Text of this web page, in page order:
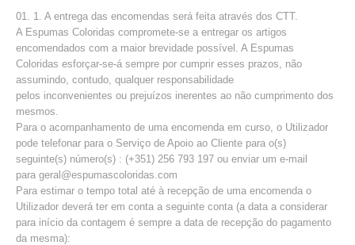
1. A entrega das encomendas será feita através dos CTT.
A Espumas Coloridas compromete-se a entregar os artigos
encomendados com a maior brevidade possível. A Espumas
Coloridas esforçar-se-á sempre por cumprir esses prazos, não
assumindo, contudo, qualquer responsabilidade
pelos inconvenientes ou prejuízos inerentes ao não cumprimento dos
mesmos.
Para o acompanhamento de uma encomenda em curso, o Utilizador
pode telefonar para o Serviço de Apoio ao Cliente para o(s)
seguinte(s) número(s) : (+351) 256 793 197 ou enviar um e-mail
para geral@espumascoloridas.com
Para estimar o tempo total até à recepção de uma encomenda o
Utilizador deverá ter em conta a seguinte conta (a data a considerar
para início da contagem é sempre a data de recepção do pagamento
da mesma):